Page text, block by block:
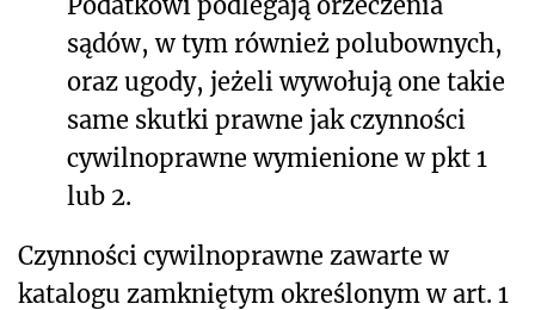
sądów, w tym również polubownych,
oraz ugody, jeżeli wywołują one takie
same skutki prawne jak czynności
cywilnoprawne wymienione w pkt 1
lub 2.
Czynności cywilnoprawne zawarte w
katalogu zamkniętym określonym w art. 1